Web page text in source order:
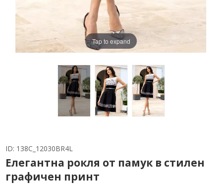
Tap to expand
ID: 138C_12030BR4L
Елегантна рокля от памук в стилен
графичен принт